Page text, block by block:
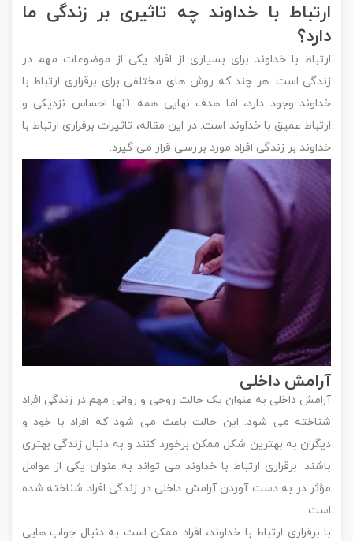
ارتباط با خداوند چه تاثیری بر زندگی ما
دارد؟
ارتباط با خداوند برای بسیاری از افراد یکی از موضوعات مهم در
زندگی است. هر چند که روش های مختلفی برای برقراری ارتباط با
خداوند وجود دارد، اما هدف نهایی همه آنها احساس نزدیکی و
ارتباط عمیق با خداوند است. در این مقاله، تاثیرات برقراری ارتباط با
خداوند بر زندگی افراد مورد بررسی قرار می گیرد.
آرامش داخلی
آرامش داخلی به عنوان یک حالت روحی و روانی مهم در زندگی افراد
شناخته می شود. این حالت باعث می شود که افراد با خود و
دیگران به بهترین شکل ممکن برخورد کنند و به دنبال زندگی بهتری
باشند. برقراری ارتباط با خداوند می تواند به عنوان یکی از عوامل
مؤثر در به دست آوردن آرامش داخلی در زندگی افراد شناخته شده
است.
با برقراری ارتباط با خداوند، افراد ممکن است به دنبال جواب هایی